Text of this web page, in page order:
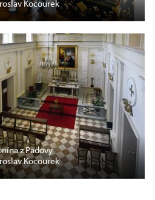
Kocourek
z Padovy
Kocourek